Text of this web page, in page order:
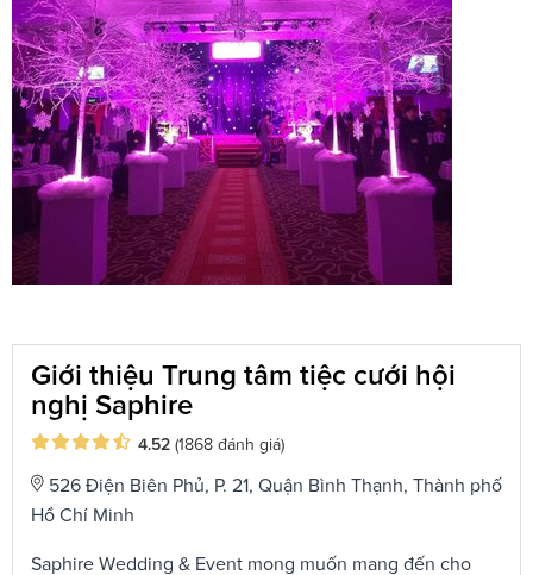
Giới thiệu Trung tâm tiệc cưới hội
nghị Saphire
4.52 (1868 đánh giá)
526 Điện Biên Phủ, P. 21, Quận Bình Thạnh, Thành phố
Hồ Chí Minh
Saphire Wedding & Event mong muốn mang đến cho